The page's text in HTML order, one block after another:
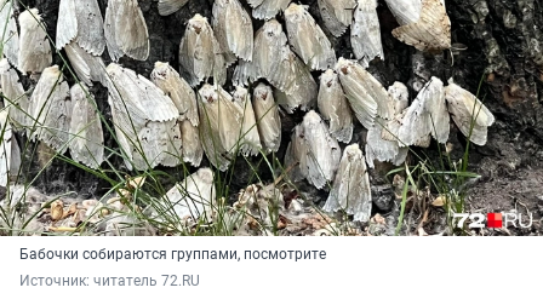
Бабочки собираются группами, посмотрите
Источник: читатель 72.RU